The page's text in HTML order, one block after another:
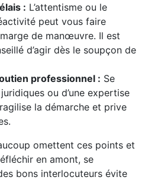
: L’attentisme ou le
peut vous faire
de manœuvre. Il est
d’agir dès le soupçon de
professionnel : Se
juridiques ou d’une expertise
la démarche et prive
omettent ces points et
en amont, se
bons interlocuteurs évite